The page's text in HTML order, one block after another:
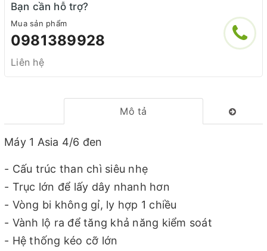
Bạn cần hỗ trợ?
Mua sản phẩm
0981389928
Liên hệ
Mô tả
Máy 1 Asia 4/6 đen
- Cấu trúc than chì siêu nhẹ
- Trục lớn để lấy dây nhanh hơn
- Vòng bi không gỉ, ly hợp 1 chiều
- Vành lộ ra để tăng khả năng kiểm soát
- Hệ thống kéo cỡ lớn